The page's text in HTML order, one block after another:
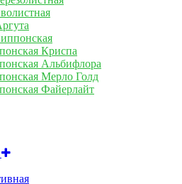
Криспа
Альбифлора
Мерло Голд
Файерлайт